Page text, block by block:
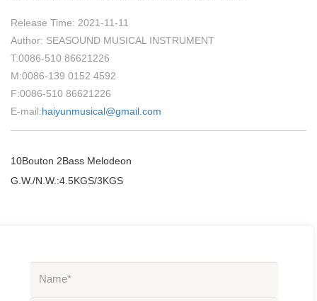
Release Time: 2021-11-11
Author: SEASOUND MUSICAL INSTRUMENT
T:0086-510 86621226
M:0086-139 0152 4592
F:0086-510 86621226
E-mail:haiyunmusical@gmail.com
10Bouton 2Bass Melodeon
G.W./N.W.:4.5KGS/3KGS